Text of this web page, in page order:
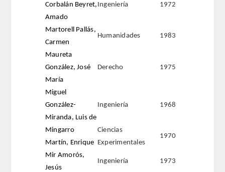
ARQUITECTURA Y BELLAS ARTES
Corbalán Beyret,
Amado
Ingeniería 1972
Martorell Pallás,
Carmen
Humanidades 1983
Maureta
González, José
María
Derecho 1975
Miguel
González-
Miranda, Luis de
Ingeniería 1968
Mingarro
Martín, Enrique
Ciencias
Experimentales
1970
Mir Amorós,
Jesús
Ingeniería 1973